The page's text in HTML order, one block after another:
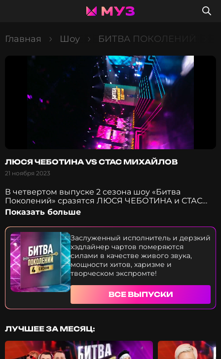
Главная Шоу БИТВА ПОКОЛЕНИЙ
ЛЮСЯ ЧЕБОТИНА VS СТАС МИХАЙЛОВ
21 ноября 2023
В четвертом выпуске 2 сезона шоу «Битва
Поколений» сразятся ЛЮСЯ ЧЕБОТИНА и СТАС
МИХАЙЛОВ. Кто смог одержать победу? Как
оценили Валя Карнавал, Денис Кукояка, Карина
Кросс, Влад Сташевский, Татьяна Тур и Виктор
Дробыш выступления звёзд? Это вы узнаете
прямо сейчас.
Показать больше
Заслуженный исполнитель и дерзкий
хэдлайнер чартов померяются
силами в качестве живого звука,
мощности хитов, харизме и
творческом экспромте!
ВСЕ ВЫПУСКИ
ЛУЧШЕЕ ЗА МЕСЯЦ: